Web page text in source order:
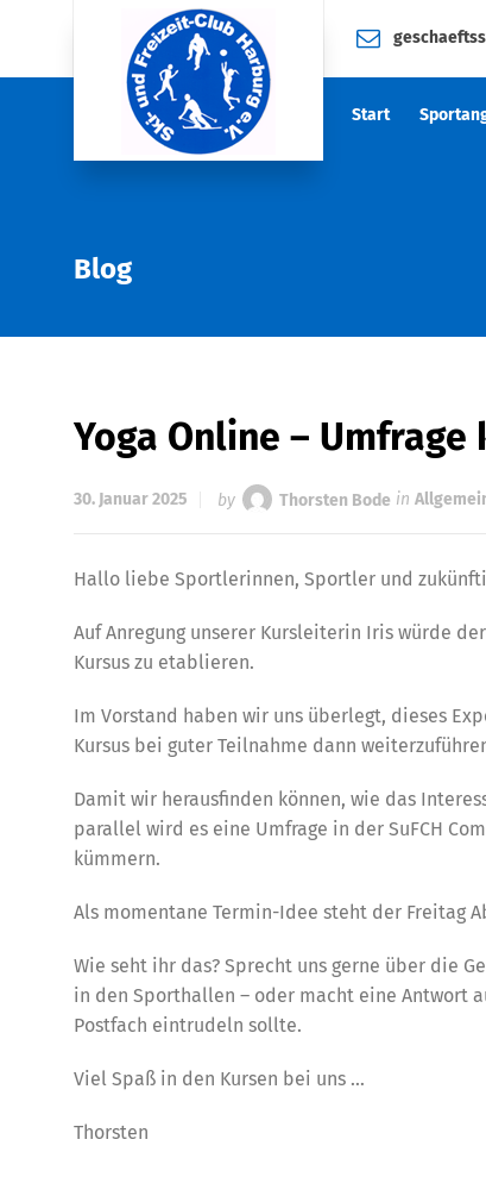
Start
Blog
Yoga Online – Umfrage
30. Januar 2025 by Thorsten Bode in
Hallo liebe Sportlerinnen, Sportler und
Auf Anregung unserer Kursleiterin Iris würde
Kursus zu etablieren.
Im Vorstand haben wir uns überlegt, dieses
Kursus bei guter Teilnahme dann
Damit wir herausfinden können, wie das
parallel wird es eine Umfrage in der SuFCH
kümmern.
Als momentane Termin-Idee steht der Freitag
Wie seht ihr das? Sprecht uns gerne über die
in den Sporthallen – oder macht eine Antwort
Postfach eintrudeln sollte.
Viel Spaß in den Kursen bei uns …
Thorsten